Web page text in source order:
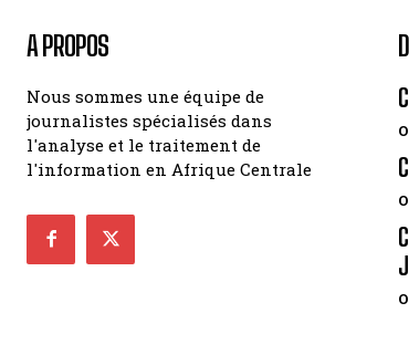
A PROPOS
Nous sommes une équipe de
journalistes spécialisés dans
l'analyse et le traitement de
l'information en Afrique Centrale